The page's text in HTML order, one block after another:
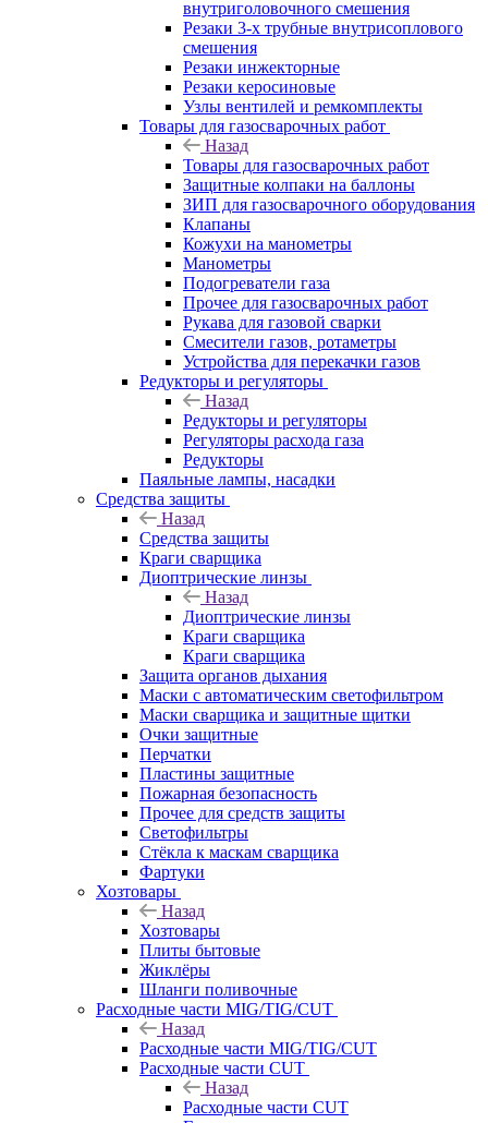
внутриголовочного смешения
Резаки 3-х трубные внутрисоплового
смешения
Резаки инжекторные
Резаки керосиновые
Узлы вентилей и ремкомплекты
Товары для газосварочных работ
Назад
Товары для газосварочных работ
Защитные колпаки на баллоны
ЗИП для газосварочного оборудования
Клапаны
Кожухи на манометры
Манометры
Подогреватели газа
Прочее для газосварочных работ
Рукава для газовой сварки
Смесители газов, ротаметры
Устройства для перекачки газов
Редукторы и регуляторы
Назад
Редукторы и регуляторы
Регуляторы расхода газа
Редукторы
Паяльные лампы, насадки
Средства защиты
Назад
Средства защиты
Краги сварщика
Диоптрические линзы
Назад
Диоптрические линзы
Краги сварщика
Краги сварщика
Защита органов дыхания
Маски с автоматическим светофильтром
Маски сварщика и защитные щитки
Очки защитные
Перчатки
Пластины защитные
Пожарная безопасность
Прочее для средств защиты
Светофильтры
Стёкла к маскам сварщика
Фартуки
Хозтовары
Назад
Хозтовары
Плиты бытовые
Жиклёры
Шланги поливочные
Расходные части MIG/TIG/CUT
Назад
Расходные части MIG/TIG/CUT
Расходные части CUT
Назад
Расходные части CUT